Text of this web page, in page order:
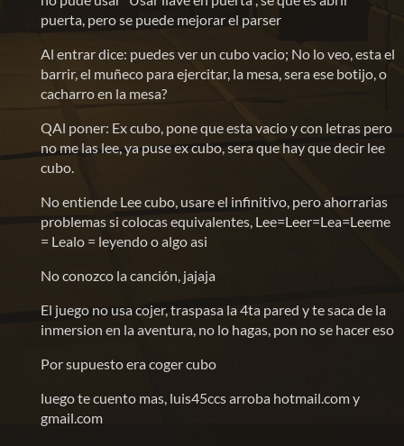
puerta, pero se puede mejorar el parser
Al entrar dice: puedes ver un cubo vacio; No lo veo, esta el
barrir, el muñeco para ejercitar, la mesa, sera ese botijo, o
cacharro en la mesa?
QAl poner: Ex cubo, pone que esta vacio y con letras pero
no me las lee, ya puse ex cubo, sera que hay que decir lee
cubo.
No entiende Lee cubo, usare el infinitivo, pero ahorrarias
problemas si colocas equivalentes, Lee=Leer=Lea=Leeme
= Lealo = leyendo o algo asi
No conozco la canción, jajaja
El juego no usa cojer, traspasa la 4ta pared y te saca de la
inmersion en la aventura, no lo hagas, pon no se hacer eso
Por supuesto era coger cubo
luego te cuento mas, luis45ccs arroba hotmail.com y
gmail.com